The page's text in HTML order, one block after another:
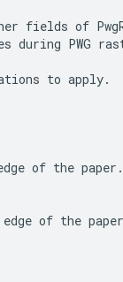
fields of
during PWG
to apply.
of the paper .
edge of the paper